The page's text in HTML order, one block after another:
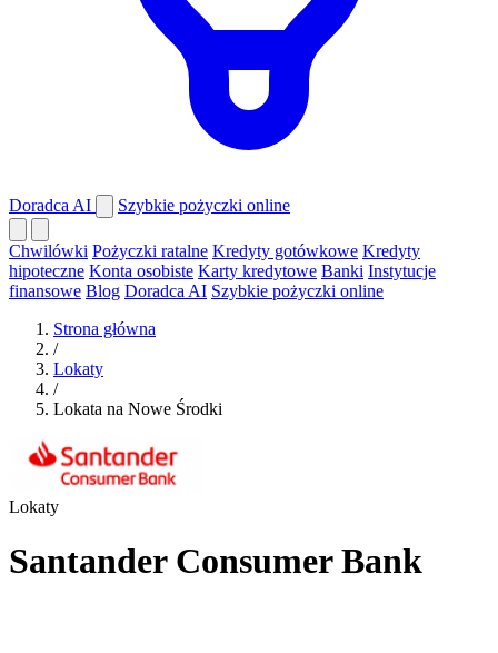
Doradca AI Szybkie pożyczki online
Chwilówki Pożyczki ratalne Kredyty gotówkowe Kredyty
hipoteczne Konta osobiste Karty kredytowe Banki Instytucje
finansowe Blog Doradca AI Szybkie pożyczki online
Strona główna
/
Lokaty
/
Lokata na Nowe Środki
Lokaty
Santander Consumer Bank